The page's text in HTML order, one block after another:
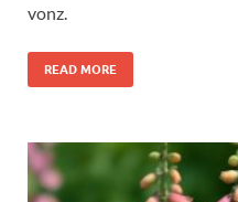
vonz.
READ MORE